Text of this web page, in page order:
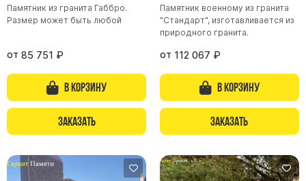
Памятник из гранита Габбро.
Размер может быть любой
от 85 751 ₽
В корзину
Заказать
Памятник военному из гранита
"Стандарт", изготавливается из
природного гранита.
от 112 067 ₽
В корзину
Заказать